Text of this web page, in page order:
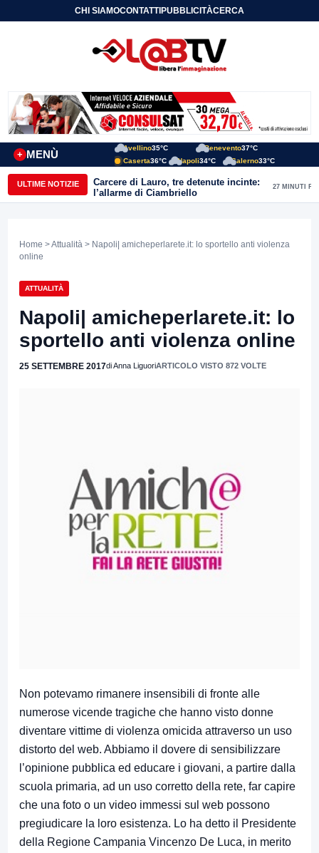
CHI SIAMOCONTATTIPUBBLICITÀCERCA
MENÙ
+
Avellino35°C Benevento37°C
Caserta36°C Napoli34°C Salerno33°C
ULTIME NOTIZIE
Carcere di Lauro, tre detenute incinte:
l’allarme di Ciambriello
27 MINUTI FA
Home >Attualità > Napoli| amicheperlarete.it: lo sportello anti violenza
online
ATTUALITÀ
Napoli| amicheperlarete.it: lo
sportello anti violenza online
25 SETTEMBRE 2017di Anna LiguoriARTICOLO VISTO 872 VOLTE
Non potevamo rimanere insensibili di fronte alle
numerose vicende tragiche che hanno visto donne
diventare vittime di violenza omicida attraverso un uso
distorto del web. Abbiamo il dovere di sensibilizzare
l’opinione pubblica ed educare i giovani, a partire dalla
scuola primaria, ad un uso corretto della rete, far capire
che una foto o un video immessi sul web possono
pregiudicare la loro esistenza. Lo ha detto il Presidente
della Regione Campania Vincenzo De Luca, in merito